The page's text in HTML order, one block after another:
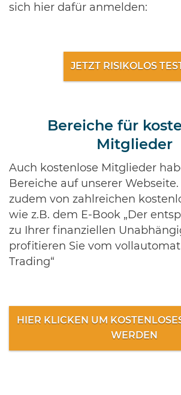
sich hier dafür anmelden:
JETZT RISIKOLOS
Bereiche für
Mitglieder
Auch kostenlose Mitglieder
Bereiche auf unserer
zudem von zahlreichen
wie z.B. dem E-Book „Der
zu Ihrer finanziellen
profitieren Sie vom
Trading“
HIER KLICKEN UM
WERDEN